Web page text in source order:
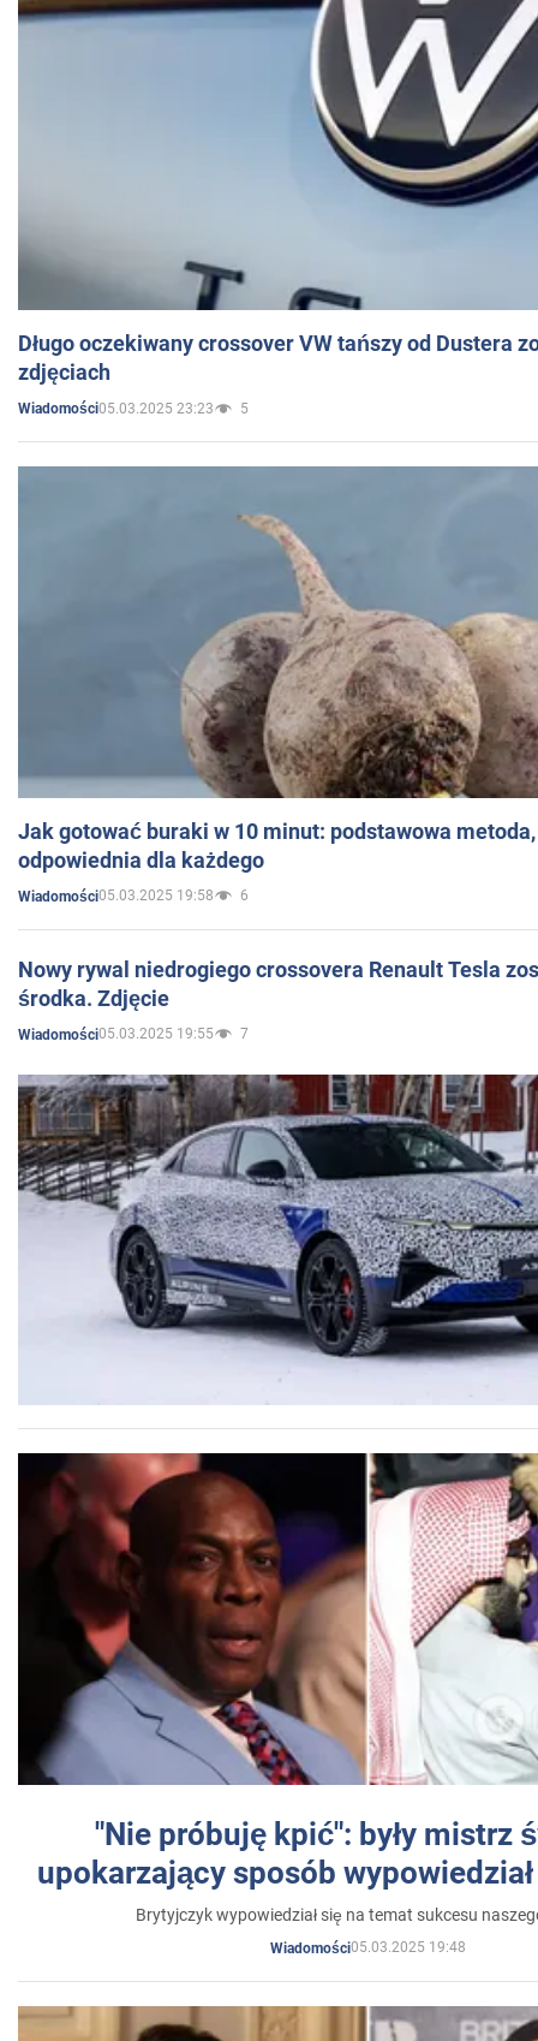
Długo oczekiwany crossover VW tańszy od Dustera
zdjęciach
Wiadomości05.03.2025 23:23 5
Jak gotować buraki w 10 minut: podstawowa
odpowiednia dla każdego
Wiadomości05.03.2025 19:58 6
Nowy rywal niedrogiego crossovera Renault Tesla
środka. Zdjęcie
Wiadomości05.03.2025 19:55 7
"Nie próbuję kpić": były mistrz
upokarzający sposób
Brytyjczyk wypowiedział się na temat sukcesu
Wiadomości05.03.2025 19:48